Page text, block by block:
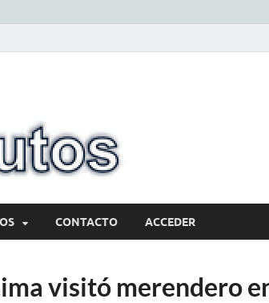
CONTACTO ACCEDER
visitó merendero